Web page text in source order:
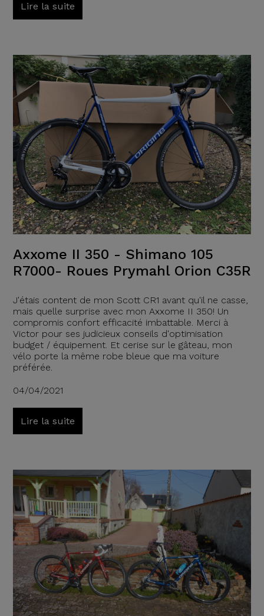
Lire la suite
Axxome II 350 - Shimano 105
R7000- Roues Prymahl Orion C35R
J'étais content de mon Scott CR1 avant qu'il ne casse,
mais quelle surprise avec mon Axxome II 350! Un
compromis confort efficacité imbattable. Merci à
Victor pour ses judicieux conseils d'optimisation
budget / équipement. Et cerise sur le gâteau, mon
vélo porte la même robe bleue que ma voiture
préférée.
04/04/2021
Lire la suite